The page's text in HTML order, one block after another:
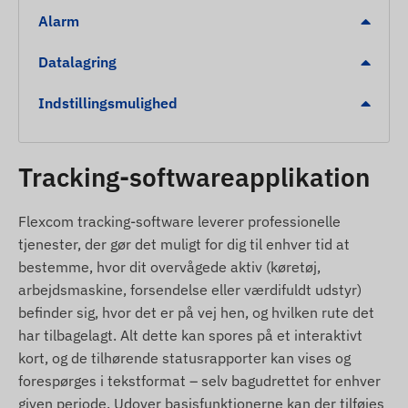
Intern, højfølsom GNSS-antenne og LED-
tilstand for at spare på energien.
Alarmer
Detektering af bevægelse fra stillestående
position.
Registrering af bugsering ved uautoriseret
flytning.
Ændring af tændingsstatus.
Alarm ved fjernelse af enheden.
Forladelse af POI digitalt hegn eller ankomst til
Alarm
Datalagring
Indstillingsmulighed
Tracking-softwareapplikation
Flexcom tracking-software leverer professionelle
tjenester, der gør det muligt for dig til enhver tid at
bestemme, hvor dit overvågede aktiv (køretøj,
arbejdsmaskine, forsendelse eller værdifuldt udstyr)
befinder sig, hvor det er på vej hen, og hvilken rute det
har tilbagelagt. Alt dette kan spores på et interaktivt
kort, og de tilhørende statusrapporter kan vises og
forespørges i tekstformat – selv bagudrettet for enhver
given periode. Udover basisfunktionerne kan der tilføjes